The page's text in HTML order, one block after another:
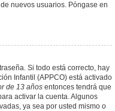
nuevos usuarios. Póngase en
Si todo está correcto, hay
Infantil (APPCO) está activado
de 13 años entonces tendrá que
activar la cuenta. Algunos
ya sea por usted mismo o